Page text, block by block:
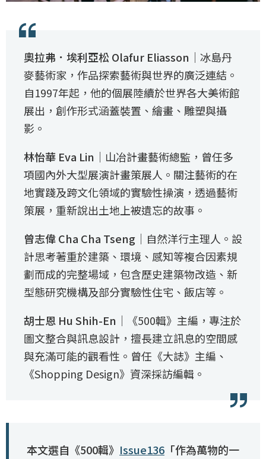
奧拉弗．埃利亞松 Olafur Eliasson ｜冰島丹
麥藝術家，作品探索藝術與世界的廣泛連結。
自1997年起，他的個展陸續於世界各大美術館
展出，創作形式涵蓋裝置、繪畫、雕塑與攝
影。
林怡華 Eva Lin ｜山冶計畫藝術總監，曾任多
項國內外大型展演計畫策展人。關注藝術的在
地實踐及跨文化領域的實驗性操演，透過藝術
策展，重新說出土地上被遺忘的故事。
曾志偉 Cha Cha Tseng ｜自然洋行主理人。設
計思考著重於建築、環境、感知等複合因素規
劃而成的完整場域，包含歷史建築物改造、新
型態研究機構及部分實驗性住宅、飯店等。
胡士恩 Hu Shih-En ｜《500輯》主編，專注於
圖文整合與訊息設計，擅長建立訊息的空間感
與充滿可能的觀看性。曾任《大誌》主編、
《Shopping Design》資深採訪編輯。
本文選自《500輯》 Issue136 「作為萬物的一